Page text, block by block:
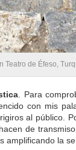
Teatro de Éfeso,
. Para
con mis
al público.
de
amplificando la